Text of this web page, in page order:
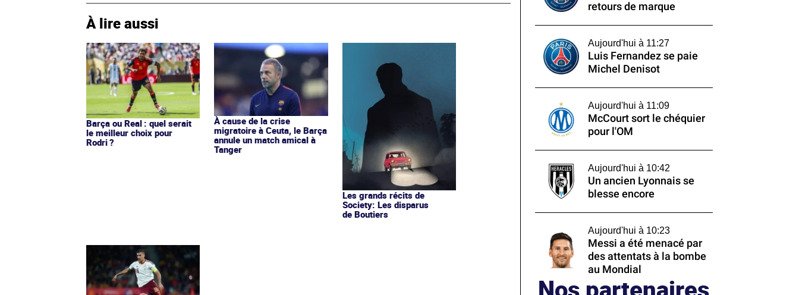
À lire aussi
Barça ou Real : quel serait
le meilleur choix pour
Rodri ?
À cause de la crise
migratoire à Ceuta, le Barça
annule un match amical à
Tanger
Les grands récits de
Society: Les disparus
de Boutiers
retours de marque
Aujourd'hui à 11:27
Luis Fernandez se paie
Michel Denisot
Aujourd'hui à 11:09
McCourt sort le chéquier
pour l'OM
Aujourd'hui à 10:42
Un ancien Lyonnais se
blesse encore
Aujourd'hui à 10:23
Messi a été menacé par
des attentats à la bombe
au Mondial